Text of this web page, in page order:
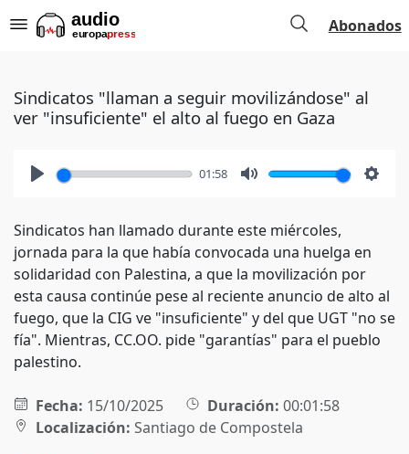
Abonados
Sindicatos "llaman a seguir movilizándose" al
ver "insuficiente" el alto al fuego en Gaza
01:58
Sindicatos han llamado durante este miércoles,
jornada para la que había convocada una huelga en
solidaridad con Palestina, a que la movilización por
esta causa continúe pese al reciente anuncio de alto al
fuego, que la CIG ve "insuficiente" y del que UGT "no se
fía". Mientras, CC.OO. pide "garantías" para el pueblo
palestino.
Fecha: 15/10/2025 Duración: 00:01:58
Localización: Santiago de Compostela